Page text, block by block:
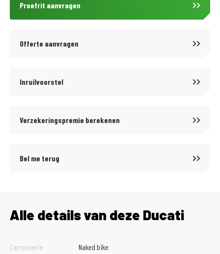
Proefrit aanvragen
Offerte aanvragen
Inruilvoorstel
Verzekeringspremie berekenen
Bel me terug
Alle details van deze Ducati
Carrosserie
Naked bike